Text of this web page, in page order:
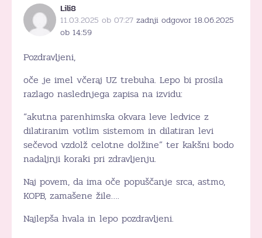
Lili8
11.03.2025 ob 07:27 zadnji odgovor 18.06.2025
ob 14:59
Pozdravljeni,
oče je imel včeraj UZ trebuha. Lepo bi prosila
razlago naslednjega zapisa na izvidu:
“akutna parenhimska okvara leve ledvice z
dilatiranim votlim sistemom in dilatiran levi
sečevod vzdolž celotne dolžine” ter kakšni bodo
nadaljnji koraki pri zdravljenju.
Naj povem, da ima oče popuščanje srca, astmo,
KOPB, zamašene žile….
Najlepša hvala in lepo pozdravljeni.